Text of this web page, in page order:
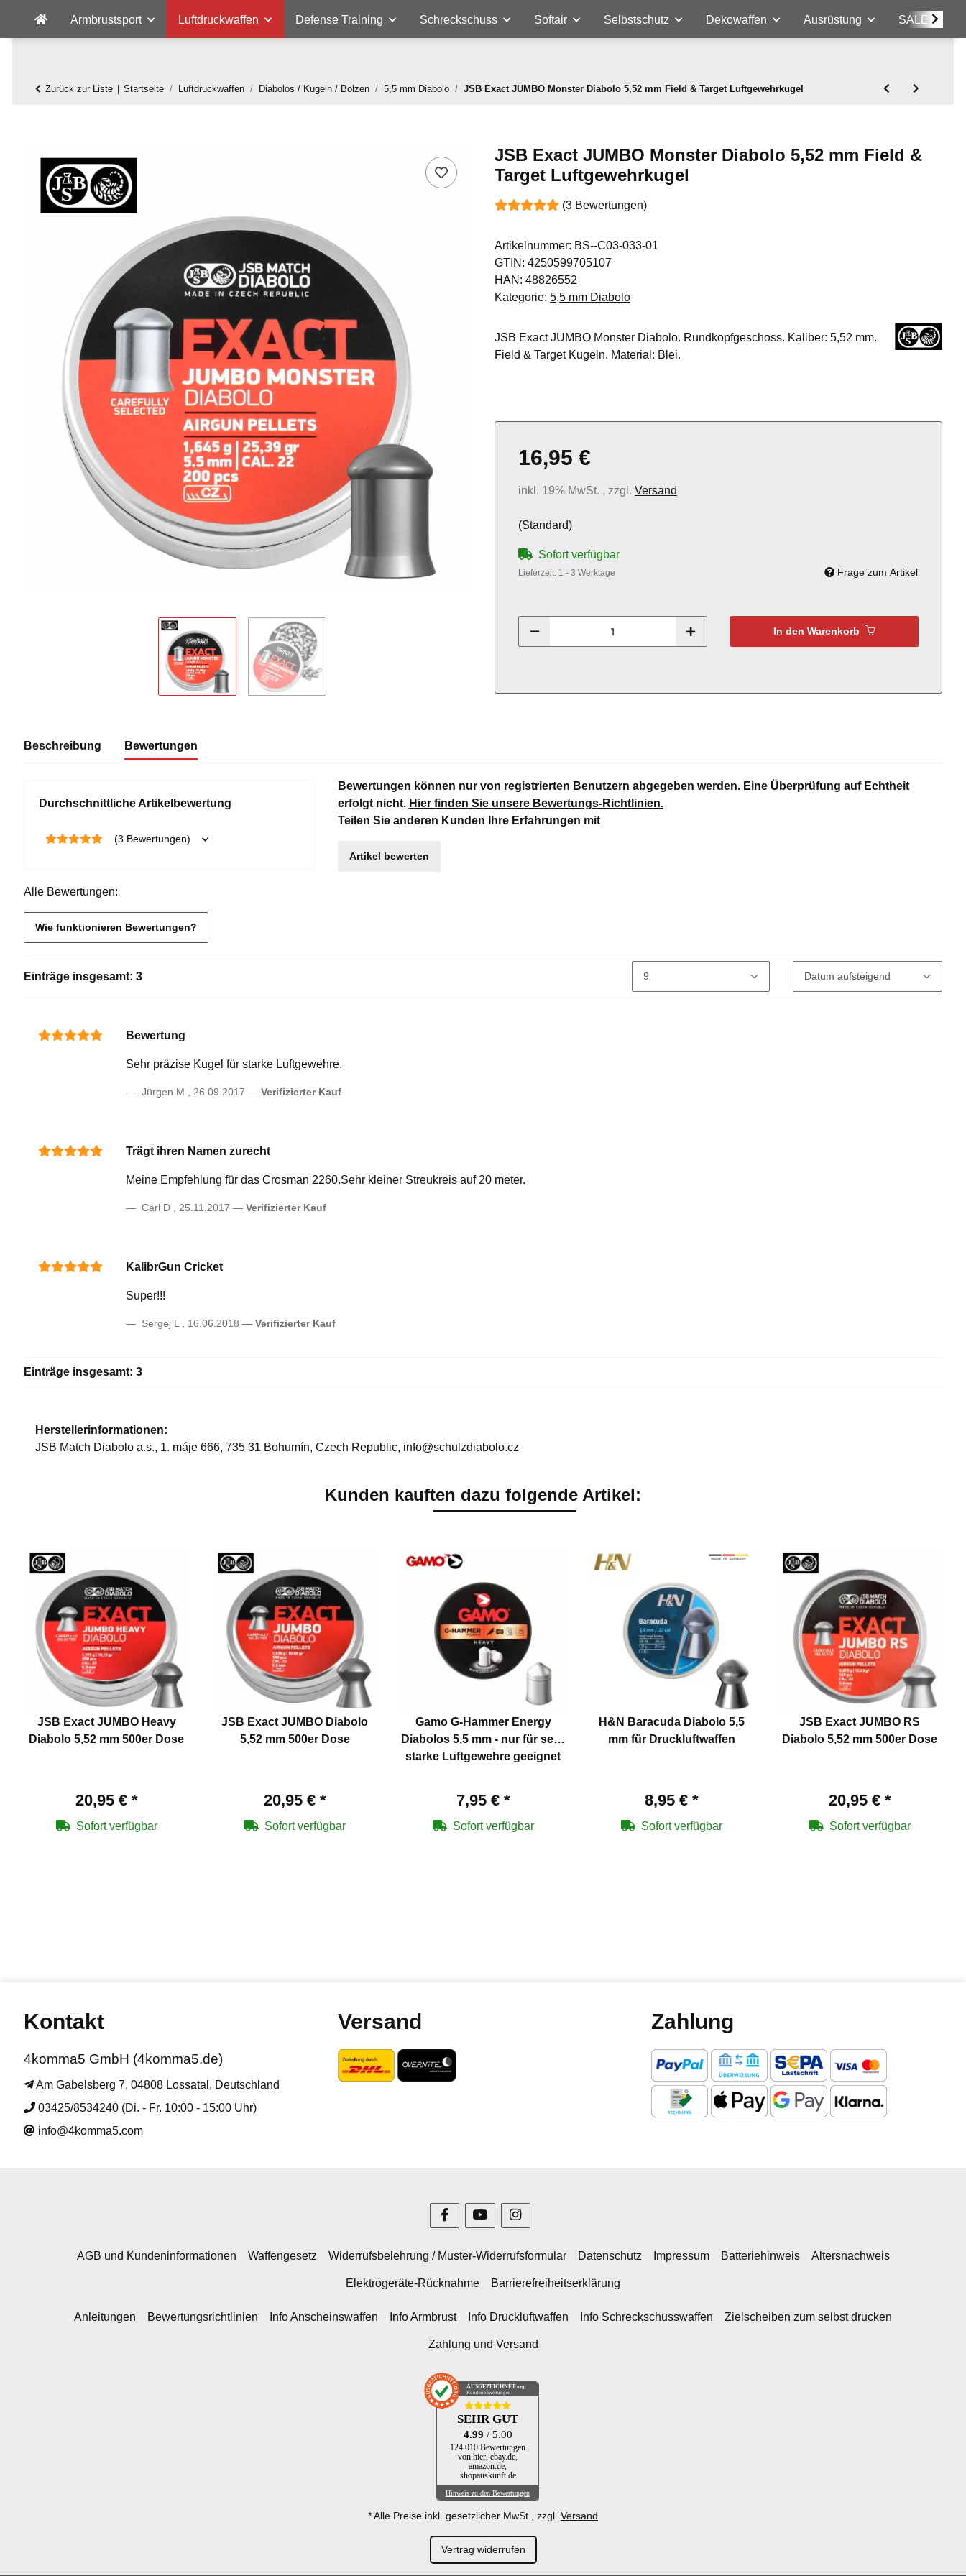
Armbrustsport Luftdruckwaffen Defense Training Schreckschuss Softair Selbstschutz Dekowaffen Ausrüstung SALE
Zurück zur Liste Startseite Luftdruckwaffen Diabolos / Kugeln / Bolzen 5,5 mm Diabolo JSB Exact JUMBO Monster Diabolo 5,52 mm Field & Target Luftgewehrkugel
JSB Exact JUMBO Monster Diabolo 5,52 mm Field &
Target Luftgewehrkugel
(3 Bewertungen)
Artikelnummer: BS--C03-033-01
GTIN: 4250599705107
HAN: 48826552
Kategorie: 5,5 mm Diabolo
JSB Exact JUMBO Monster Diabolo. Rundkopfgeschoss. Kaliber: 5,52 mm.
Field & Target Kugeln. Material: Blei.
16,95 €
inkl. 19% MwSt. , zzgl. Versand
(Standard)
Sofort verfügbar
Lieferzeit: 1 - 3 Werktage Frage zum Artikel
In den Warenkorb
Beschreibung Bewertungen
Durchschnittliche Artikelbewertung
(3 Bewertungen)
Bewertungen können nur von registrierten Benutzern abgegeben werden. Eine Überprüfung auf Echtheit
erfolgt nicht. Hier finden Sie unsere Bewertungs-Richtlinien.
Teilen Sie anderen Kunden Ihre Erfahrungen mit
Artikel bewerten
Alle Bewertungen:
Wie funktionieren Bewertungen?
Einträge insgesamt: 3
Bewertung
Sehr präzise Kugel für starke Luftgewehre.
Jürgen M 26.09.2017 Verifizierter Kauf
Trägt ihren Namen zurecht
Meine Empfehlung für das Crosman 2260.Sehr kleiner Streukreis auf 20 meter.
Carl D 25.11.2017 Verifizierter Kauf
KalibrGun Cricket
Super!!!
Sergej L 16.06.2018 Verifizierter Kauf
Einträge insgesamt: 3
Herstellerinformationen:
JSB Match Diabolo a.s., 1. máje 666, 735 31 Bohumín, Czech Republic, info@schulzdiabolo.cz
Kunden kauften dazu folgende Artikel:
JSB Exact JUMBO Heavy
Diabolo 5,52 mm 500er Dose
20,95 € *
Sofort verfügbar
JSB Exact JUMBO Diabolo
5,52 mm 500er Dose
20,95 € *
Sofort verfügbar
Gamo G-Hammer Energy
Diabolos 5,5 mm - nur für sehr
starke Luftgewehre geeignet
7,95 € *
Sofort verfügbar
H&N Baracuda Diabolo 5,5
mm für Druckluftwaffen
8,95 € *
Sofort verfügbar
JSB Exact JUMBO RS
Diabolo 5,52 mm 500er Dose
20,95 € *
Sofort verfügbar
Kontakt
4komma5 GmbH (4komma5.de)
Am Gabelsberg 7, 04808 Lossatal, Deutschland
03425/8534240 (Di. - Fr. 10:00 - 15:00 Uhr)
info@4komma5.com
Versand Zahlung
AGB und Kundeninformationen Waffengesetz Widerrufsbelehrung / Muster-Widerrufsformular Datenschutz Impressum Batteriehinweis Altersnachweis
Elektrogeräte-Rücknahme Barrierefreiheitserklärung
Anleitungen Bewertungsrichtlinien Info Anscheinswaffen Info Armbrust Info Druckluftwaffen Info Schreckschusswaffen Zielscheiben zum selbst drucken
Zahlung und Versand
AUSGEZEICHNET .org
Kundenbewertungen
SEHR GUT
4.99 / 5.00
124.010 Bewertungen
von hier, ebay.de,
amazon.de,
shopauskunft.de
Hinweis zu den Bewertungen
* Alle Preise inkl. gesetzlicher MwSt., zzgl. Versand
Vertrag widerrufen